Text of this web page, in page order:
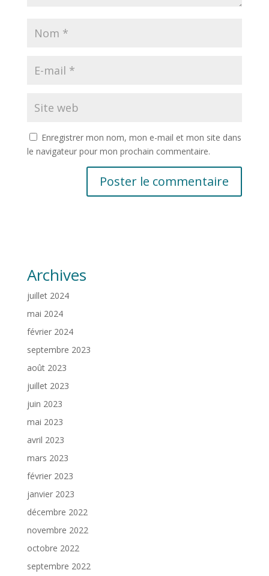
Enregistrer mon nom, mon e-mail et mon site dans
le navigateur pour mon prochain commentaire.
Archives
juillet 2024
mai 2024
février 2024
septembre 2023
août 2023
juillet 2023
juin 2023
mai 2023
avril 2023
mars 2023
février 2023
janvier 2023
décembre 2022
novembre 2022
octobre 2022
septembre 2022